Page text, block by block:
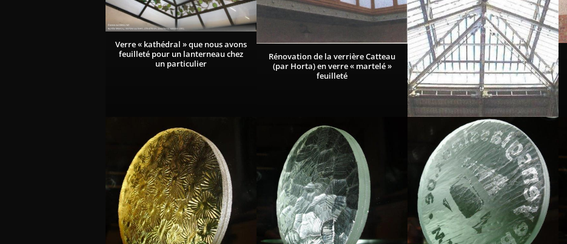
Verre « kathédral » que nous avons
feuilleté pour un lanterneau chez
un particulier
Rénovation de la verrière Catteau
(par Horta) en verre « martelé »
feuilleté